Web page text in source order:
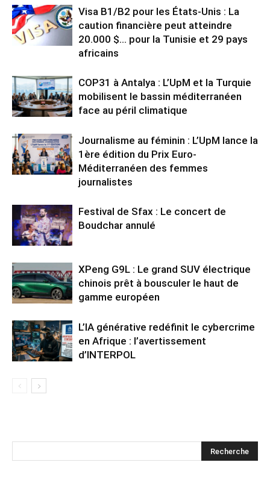
Visa B1/B2 pour les États-Unis : La
caution financière peut atteindre
20.000 $… pour la Tunisie et 29 pays
africains
COP31 à Antalya : L’UpM et la Turquie
mobilisent le bassin méditerranéen
face au péril climatique
Journalisme au féminin : L’UpM lance la
1ère édition du Prix Euro-
Méditerranéen des femmes
journalistes
Festival de Sfax : Le concert de
Boudchar annulé
XPeng G9L : Le grand SUV électrique
chinois prêt à bousculer le haut de
gamme européen
L’IA générative redéfinit le cybercrime
en Afrique : l’avertissement
d’INTERPOL